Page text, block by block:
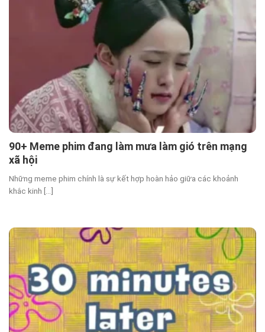
90+ Meme phim đang làm mưa làm gió trên mạng
xã hội
Những meme phim chính là sự kết hợp hoàn hảo giữa các khoảnh
khắc kinh [...]